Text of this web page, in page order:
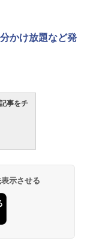
かけ放題など発
事をチ
示させる